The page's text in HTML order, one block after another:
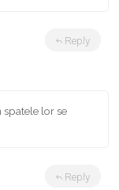
Reply
lor se
Reply